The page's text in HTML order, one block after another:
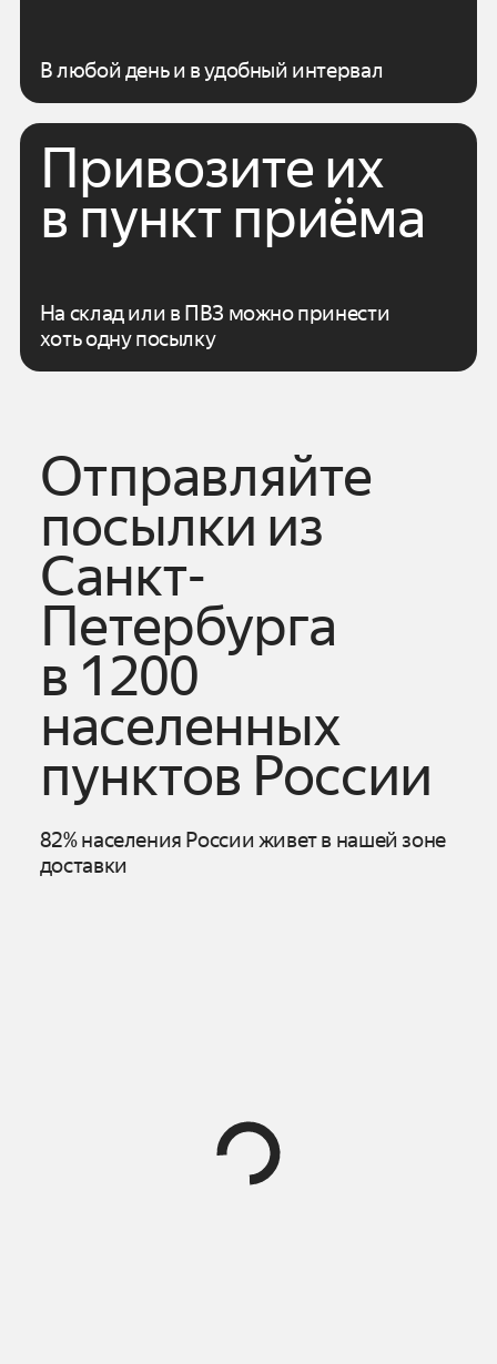
В любой день и в удобный интервал
Привозите их
в пункт приёма
На склад или в ПВЗ можно принести
хоть одну посылку
Отправляйте
посылки из
Санкт-
Петербурга
в 1200
населенных
пунктов России
82% населения России живет в нашей зоне
доставки